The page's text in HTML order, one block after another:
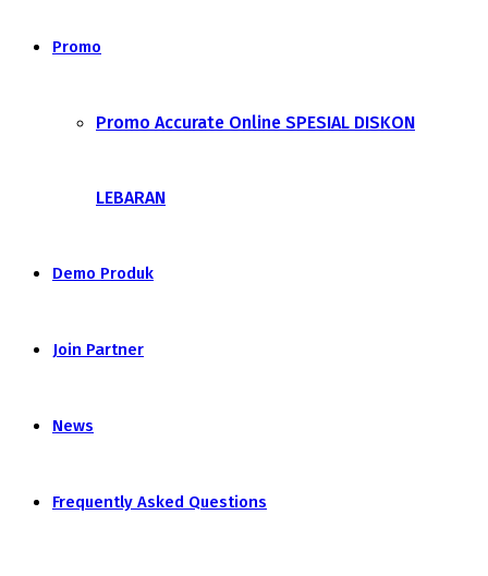
Promo
Promo Accurate Online SPESIAL DISKON
LEBARAN
Demo Produk
Join Partner
News
Frequently Asked Questions